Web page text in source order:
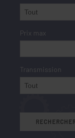
Prix max
Transmission